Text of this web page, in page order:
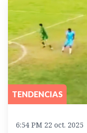
TENDENCIAS
6:54 PM 22 oct. 2025